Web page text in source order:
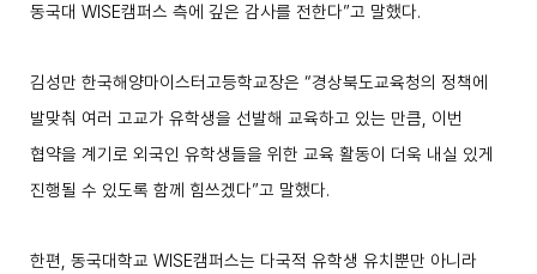
동국대 WISE캠퍼스 측에 깊은 감사를 전한다”고 말했다.
김성만 한국해양마이스터고등학교장은 “경상북도교육청의 정책에
발맞춰 여러 고교가 유학생을 선발해 교육하고 있는 만큼, 이번
협약을 계기로 외국인 유학생들을 위한 교육 활동이 더욱 내실 있게
진행될 수 있도록 함께 힘쓰겠다”고 말했다.
한편, 동국대학교 WISE캠퍼스는 다국적 유학생 유치뿐만 아니라